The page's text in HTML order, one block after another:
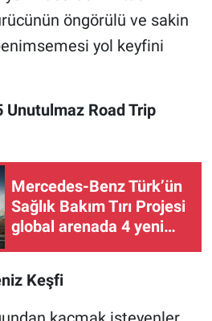
öngörülü ve sakin
yol keyfini
Road Trip
Mercedes-Benz Türk’ün
Sağlık Bakım Tırı Projesi
global arenada 4 yeni
Keşfi